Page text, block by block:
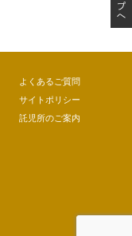
よくあるご質問
サイトポリシー
託児所のご案内